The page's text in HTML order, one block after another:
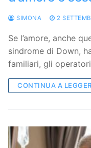
SIMONA 2
Se l’amore, anche
sindrome di Down,
familiari, gli
CONTINUA A